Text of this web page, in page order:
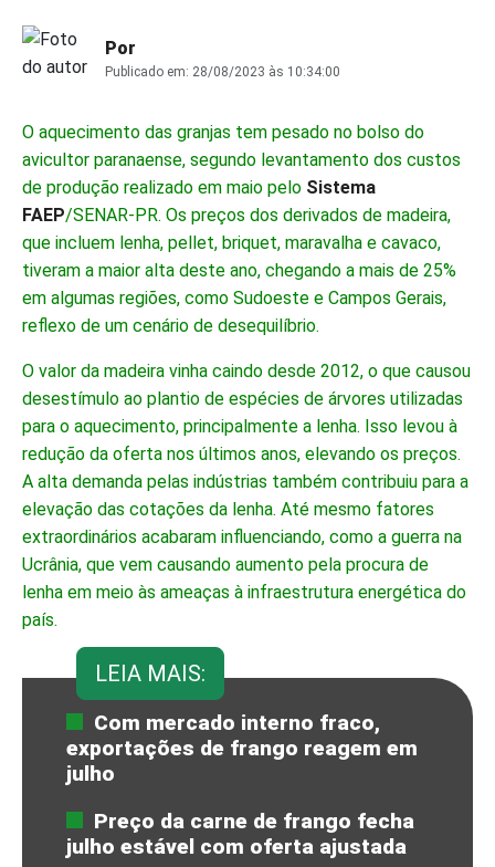
Por
Publicado em: 28/08/2023 às 10:34:00
O aquecimento das granjas tem pesado no bolso do
avicultor paranaense, segundo levantamento dos custos
de produção realizado em maio pelo Sistema
FAEP/SENAR-PR. Os preços dos derivados de madeira,
que incluem lenha, pellet, briquet, maravalha e cavaco,
tiveram a maior alta deste ano, chegando a mais de 25%
em algumas regiões, como Sudoeste e Campos Gerais,
reflexo de um cenário de desequilíbrio.
O valor da madeira vinha caindo desde 2012, o que causou
desestímulo ao plantio de espécies de árvores utilizadas
para o aquecimento, principalmente a lenha. Isso levou à
redução da oferta nos últimos anos, elevando os preços.
A alta demanda pelas indústrias também contribuiu para a
elevação das cotações da lenha. Até mesmo fatores
extraordinários acabaram influenciando, como a guerra na
Ucrânia, que vem causando aumento pela procura de
lenha em meio às ameaças à infraestrutura energética do
país.
LEIA MAIS:
Com mercado interno fraco,
exportações de frango reagem em
julho
Preço da carne de frango fecha
julho estável com oferta ajustada